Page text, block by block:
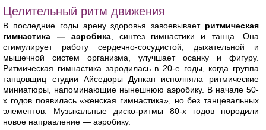
Целительный ритм движения
В последние годы арену здоровья завоевывает ритмическая
гимнастика — аэробика, синтез гимнастики и танца. Она
стимулирует работу сердечно-сосудистой, дыхательной и
мышечной систем организма, улучшает осанку и фигуру.
Ритмическая гимнастика зародилась в 20-е годы, когда группа
танцовщиц студии Айседоры Дункан исполняла ритмические
миниатюры, напоминающие нынешнюю аэробику. В начале 50-
х годов появилась «женская гимнастика», но без танцевальных
элементов. Музыкальные диско-ритмы 80-х годов породили
новое направление — аэробику.